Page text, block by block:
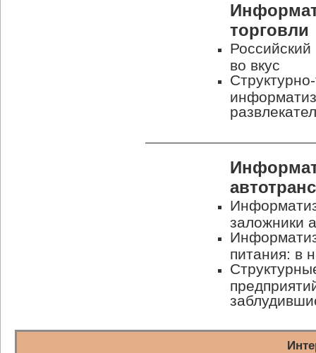
торговли
во вкус
заложники
питания: в